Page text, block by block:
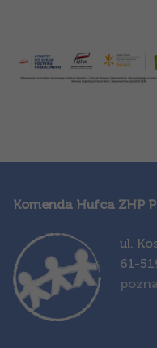
Komenda Hufca ZHP
ul.
61-